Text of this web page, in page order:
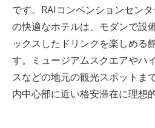
です。RAIコンベンションセン
の快適なホテルは、モダンで設
ックスしたドリンクを楽しめる
す。ミュージアムスクエアやハ
スなどの地元の観光スポットま
内中心部に近い格安滞在に理想